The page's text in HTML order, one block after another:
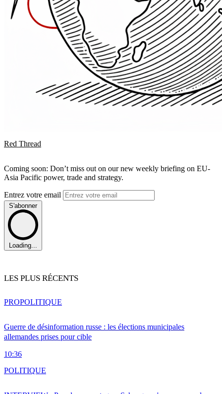
Red Thread
Coming soon: Don’t miss out on our new weekly briefing on EU-
Asia Pacific power, trade and strategy.
Entrez votre email
S'abonner
Loading...
LES PLUS RÉCENTS
Guerre de désinformation russe : les élections municipales
allemandes prises pour cible
10:36
PROPOLITIQUE
POLITIQUE